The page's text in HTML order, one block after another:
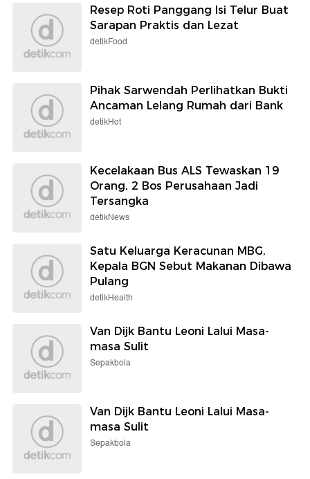
Resep Roti Panggang Isi Telur Buat
Sarapan Praktis dan Lezat
detikFood
Pihak Sarwendah Perlihatkan Bukti
Ancaman Lelang Rumah dari Bank
detikHot
Kecelakaan Bus ALS Tewaskan 19
Orang, 2 Bos Perusahaan Jadi
Tersangka
detikNews
Satu Keluarga Keracunan MBG,
Kepala BGN Sebut Makanan Dibawa
Pulang
detikHealth
Van Dijk Bantu Leoni Lalui Masa-
masa Sulit
Sepakbola
Van Dijk Bantu Leoni Lalui Masa-
masa Sulit
Sepakbola